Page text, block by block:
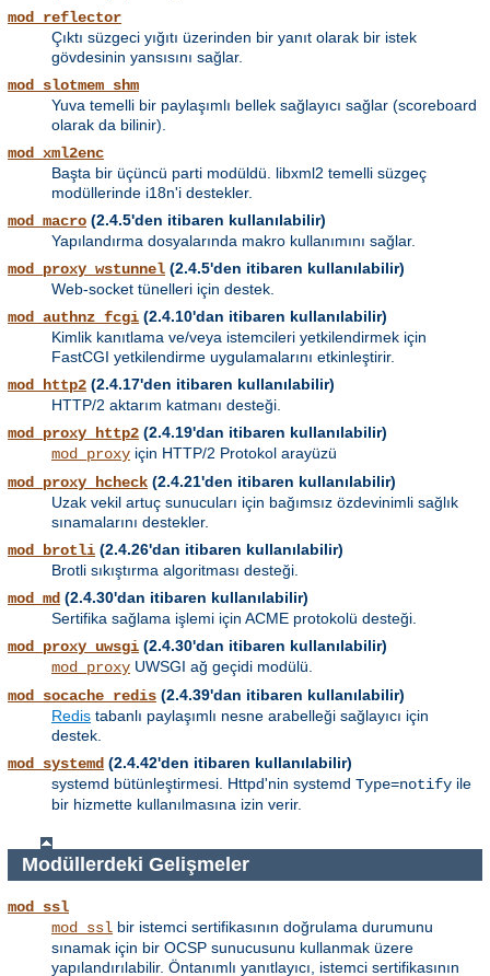
mod_reflector
Çıktı süzgeci yığıtı üzerinden bir yanıt olarak bir istek
gövdesinin yansısını sağlar.
mod_slotmem_shm
Yuva temelli bir paylaşımlı bellek sağlayıcı sağlar (scoreboard
olarak da bilinir).
mod_xml2enc
Başta bir üçüncü parti modüldü. libxml2 temelli süzgeç
modüllerinde i18n'i destekler.
mod_macro (2.4.5'den itibaren kullanılabilir)
Yapılandırma dosyalarında makro kullanımını sağlar.
mod_proxy_wstunnel (2.4.5'den itibaren kullanılabilir)
Web-socket tünelleri için destek.
mod_authnz_fcgi (2.4.10'dan itibaren kullanılabilir)
Kimlik kanıtlama ve/veya istemcileri yetkilendirmek için
FastCGI yetkilendirme uygulamalarını etkinleştirir.
mod_http2 (2.4.17'den itibaren kullanılabilir)
HTTP/2 aktarım katmanı desteği.
mod_proxy_http2 (2.4.19'dan itibaren kullanılabilir)
mod_proxy için HTTP/2 Protokol arayüzü
mod_proxy_hcheck (2.4.21'den itibaren kullanılabilir)
Uzak vekil artuç sunucuları için bağımsız özdevinimli sağlık
sınamalarını destekler.
mod_brotli (2.4.26'dan itibaren kullanılabilir)
Brotli sıkıştırma algoritması desteği.
mod_md (2.4.30'dan itibaren kullanılabilir)
Sertifika sağlama işlemi için ACME protokolü desteği.
mod_proxy_uwsgi (2.4.30'dan itibaren kullanılabilir)
mod_proxy UWSGI ağ geçidi modülü.
mod_socache_redis (2.4.39'dan itibaren kullanılabilir)
Redis tabanlı paylaşımlı nesne arabelleği sağlayıcı için
destek.
mod_systemd (2.4.42'den itibaren kullanılabilir)
systemd bütünleştirmesi. Httpd'nin systemd Type=notify ile
bir hizmette kullanılmasına izin verir.
Modüllerdeki Gelişmeler
mod_ssl
mod_ssl bir istemci sertifikasının doğrulama durumunu
sınamak için bir OCSP sunucusunu kullanmak üzere
yapılandırılabilir. Öntanımlı yanıtlayıcı, istemci sertifikasının